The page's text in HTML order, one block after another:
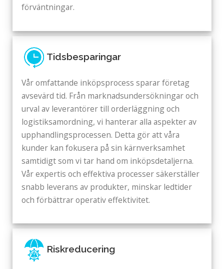
förväntningar.
Tidsbesparingar
Vår omfattande inköpsprocess sparar företag
avsevärd tid. Från marknadsundersökningar och
urval av leverantörer till orderläggning och
logistiksamordning, vi hanterar alla aspekter av
upphandlingsprocessen. Detta gör att våra
kunder kan fokusera på sin kärnverksamhet
samtidigt som vi tar hand om inköpsdetaljerna.
Vår expertis och effektiva processer säkerställer
snabb leverans av produkter, minskar ledtider
och förbättrar operativ effektivitet.
Riskreducering